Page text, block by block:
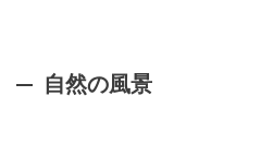
自然の風景